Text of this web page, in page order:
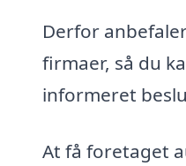
Derfor
firmaer, så du
informeret
At få foretaget